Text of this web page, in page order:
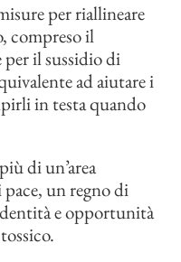
per riallineare
compreso il
per il sussidio di
ad aiutare i
in testa quando
di un’area
un regno di
e opportunità